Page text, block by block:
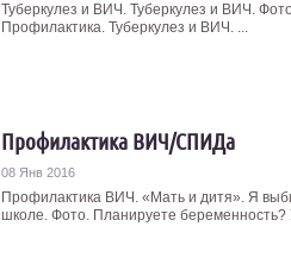
Туберкулез и ВИЧ. Туберкулез и ВИЧ.
Профилактика. Туберкулез и ВИЧ. ...
Профилактика ВИЧ/СПИДа
08 Янв 2016
Профилактика ВИЧ. «Мать и дитя». Я
школе. Фото. Планируете беременность?